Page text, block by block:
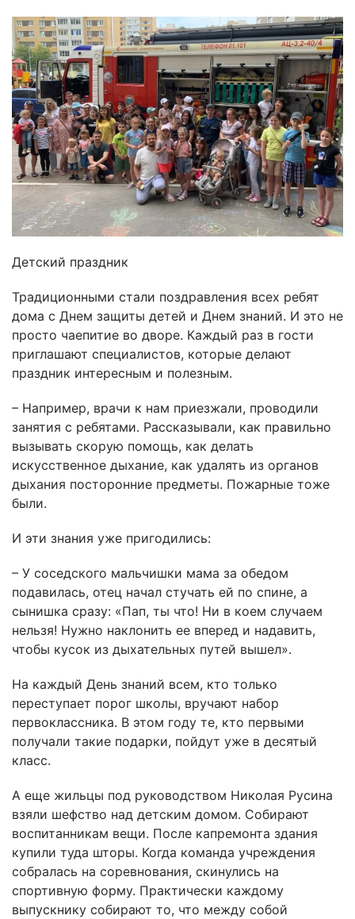
Детский праздник
Традиционными стали поздравления всех ребят
дома с Днем защиты детей и Днем знаний. И это не
просто чаепитие во дворе. Каждый раз в гости
приглашают специалистов, которые делают
праздник интересным и полезным.
– Например, врачи к нам приезжали, проводили
занятия с ребятами. Рассказывали, как правильно
вызывать скорую помощь, как делать
искусственное дыхание, как удалять из органов
дыхания посторонние предметы. Пожарные тоже
были.
И эти знания уже пригодились:
– У соседского мальчишки мама за обедом
подавилась, отец начал стучать ей по спине, а
сынишка сразу: «Пап, ты что! Ни в коем случаем
нельзя! Нужно наклонить ее вперед и надавить,
чтобы кусок из дыхательных путей вышел».
На каждый День знаний всем, кто только
переступает порог школы, вручают набор
первоклассника. В этом году те, кто первыми
получали такие подарки, пойдут уже в десятый
класс.
А еще жильцы под руководством Николая Русина
взяли шефство над детским домом. Собирают
воспитанникам вещи. После капремонта здания
купили туда шторы. Когда команда учреждения
собралась на соревнования, скинулись на
спортивную форму. Практически каждому
выпускнику собирают то, что между собой